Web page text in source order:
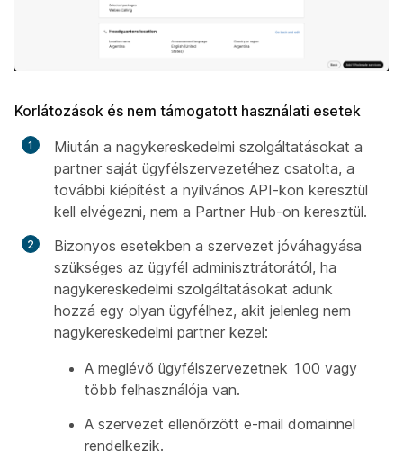
Korlátozások és nem támogatott használati esetek
Miután a nagykereskedelmi szolgáltatásokat a
partner saját ügyfélszervezetéhez csatolta, a
további kiépítést a nyilvános API-kon keresztül
kell elvégezni, nem a Partner Hub-on keresztül.
Bizonyos esetekben a szervezet jóváhagyása
szükséges az ügyfél adminisztrátorától, ha
nagykereskedelmi szolgáltatásokat adunk
hozzá egy olyan ügyfélhez, akit jelenleg nem
nagykereskedelmi partner kezel:
A meglévő ügyfélszervezetnek 100 vagy
több felhasználója van.
A szervezet ellenőrzött e-mail domainnel
rendelkezik.